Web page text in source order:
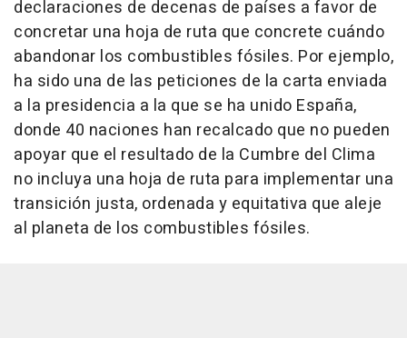
declaraciones de decenas de países a favor de
concretar una hoja de ruta que concrete cuándo
abandonar los combustibles fósiles. Por ejemplo,
ha sido una de las peticiones de la carta enviada
a la presidencia a la que se ha unido España,
donde 40 naciones han recalcado que no pueden
apoyar que el resultado de la Cumbre del Clima
no incluya una hoja de ruta para implementar una
transición justa, ordenada y equitativa que aleje
al planeta de los combustibles fósiles.